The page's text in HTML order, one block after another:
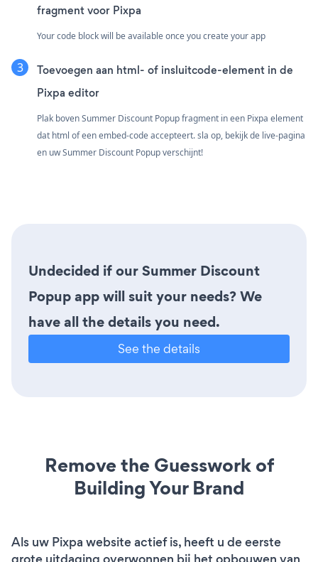
fragment voor Pixpa
Your code block will be available once you create your app
Toevoegen aan html- of insluitcode-element in de
Pixpa editor
Plak boven Summer Discount Popup fragment in een Pixpa element
dat html of een embed-code accepteert. sla op, bekijk de live-pagina
en uw Summer Discount Popup verschijnt!
Undecided if our Summer Discount
Popup app will suit your needs? We
have all the details you need.
See the details
Remove the Guesswork of
Building Your Brand
Als uw Pixpa website actief is, heeft u de eerste